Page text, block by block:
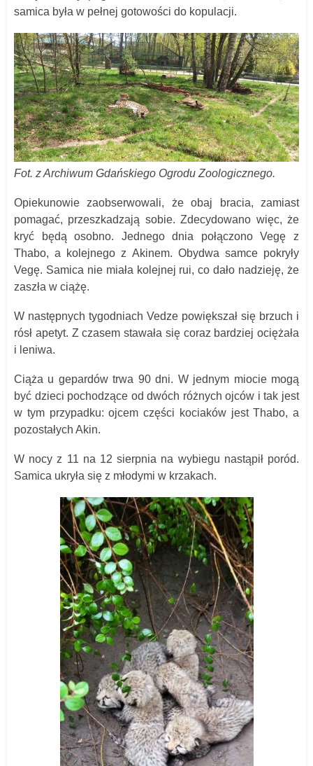
samica była w pełnej gotowości do kopulacji.
Fot. z Archiwum Gdańskiego Ogrodu Zoologicznego.
Opiekunowie zaobserwowali, że obaj bracia, zamiast
pomagać, przeszkadzają sobie. Zdecydowano więc, że
kryć będą osobno. Jednego dnia połączono Vegę z
Thabo, a kolejnego z Akinem. Obydwa samce pokryły
Vegę. Samica nie miała kolejnej rui, co dało nadzieję, że
zaszła w ciążę.
W następnych tygodniach Vedze powiększał się brzuch i
rósł apetyt. Z czasem stawała się coraz bardziej ociężała
i leniwa.
Ciąża u gepardów trwa 90 dni. W jednym miocie mogą
być dzieci pochodzące od dwóch różnych ojców i tak jest
w tym przypadku: ojcem części kociaków jest Thabo, a
pozostałych Akin.
W nocy z 11 na 12 sierpnia na wybiegu nastąpił poród.
Samica ukryła się z młodymi w krzakach.